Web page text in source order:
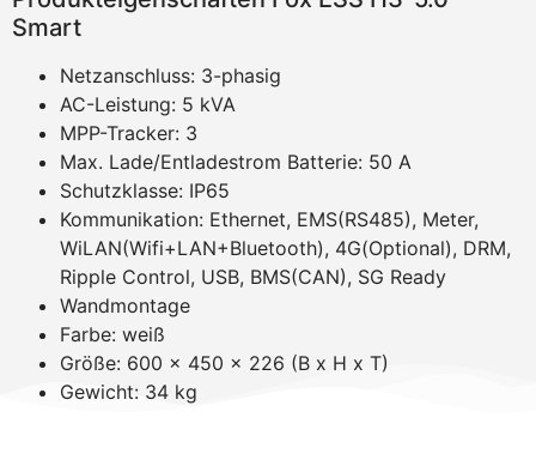
Smart
Netzanschluss: 3-phasig
AC-Leistung: 5 kVA
MPP-Tracker: 3
Max. Lade/Entladestrom Batterie: 50 A
Schutzklasse: IP65
Kommunikation: Ethernet, EMS(RS485), Meter,
WiLAN(Wifi+LAN+Bluetooth), 4G(Optional), DRM,
Ripple Control, USB, BMS(CAN), SG Ready
Wandmontage
Farbe: weiß
Größe: 600 x 450 x 226 (B x H x T)
Gewicht: 34 kg